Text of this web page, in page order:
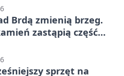
Brdą zmienią brzeg.
zastąpią część
sprzęt na